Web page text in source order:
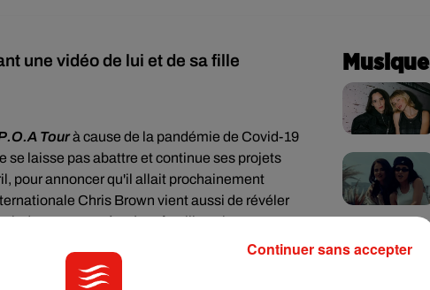
une vidéo de lui et de sa fille
Tourà cause de la pandémie de Covid-19
se laisse pas abattre et continue ses projets
pour annoncer qu'il allait prochainement
Chris Brown vient aussi de révéler
sur terre grâce à sa famille qui reste
Musique
Continuer sans accepter